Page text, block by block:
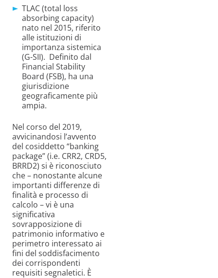
TLAC (total loss
absorbing capacity)
nato nel 2015, riferito
alle istituzioni di
importanza sistemica
(G-SII). Definito dal
Financial Stability
Board (FSB), ha una
giurisdizione
geograficamente più
ampia.
Nel corso del 2019,
avvicinandosi l’avvento
del cosiddetto “banking
package” (i.e. CRR2, CRD5,
BRRD2) si è riconosciuto
che – nonostante alcune
importanti differenze di
finalità e processo di
calcolo – vi è una
significativa
sovrapposizione di
patrimonio informativo e
perimetro interessato ai
fini del soddisfacimento
dei corrispondenti
requisiti segnaletici. È